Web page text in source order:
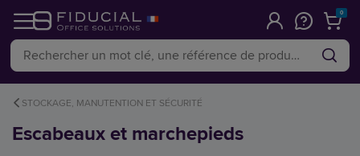
0
STOCKAGE, MANUTENTION ET SÉCURITÉ
Escabeaux et marchepieds